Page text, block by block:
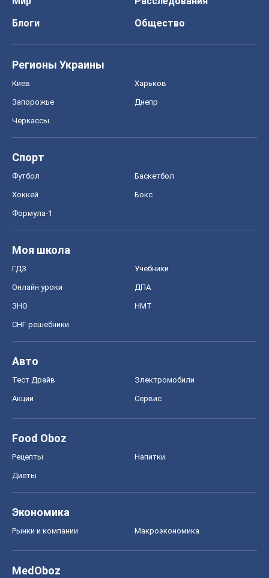
Блоги
Общество
Регионы Украины
Киев Харьков
Запорожье Днепр
Черкассы
Спорт
Футбол Баскетбол
Хоккей Бокс
Формула-1
Моя школа
ГДЗ Учебники
Онлайн уроки ДПА
ЗНО НМТ
СНГ решебники
Авто
Тест Драйв Электромобили
Акции Сервис
Food Oboz
Рецепты Напитки
Диеты
Экономика
Рынки и компании Mакроэкономика
MedOboz